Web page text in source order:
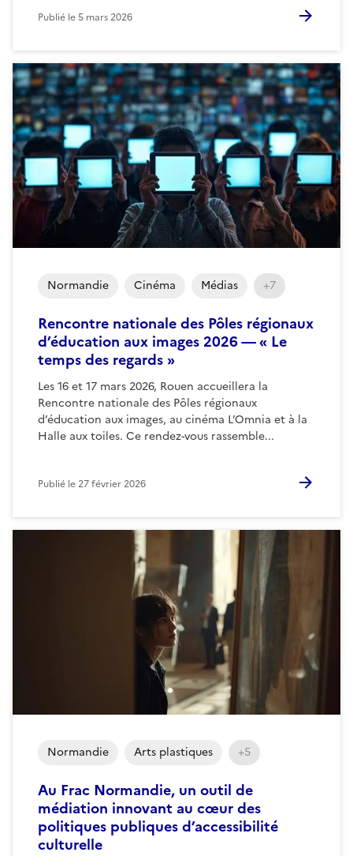
Publié le5 mars 2026
Rencontre nationale des Pôles régionaux
d’éducation aux images 2026 — « Le
temps des regards »
Les 16 et 17 mars 2026, Rouen accueillera la
Rencontre nationale des Pôles régionaux
d’éducation aux images, au cinéma L’Omnia et à la
Halle aux toiles. Ce rendez-vous rassemble...
Normandie Cinéma Médias +7
Publié le27 février 2026
Au Frac Normandie, un outil de
médiation innovant au cœur des
politiques publiques d’accessibilité
culturelle
Normandie Arts plastiques +5